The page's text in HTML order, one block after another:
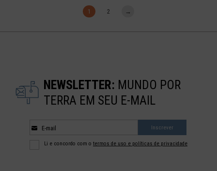
1 2 →
NEWSLETTER: MUNDO POR
TERRA EM SEU E-MAIL
E-mail Inscrever
Li e concordo com o termos de uso e políticas de privacidade